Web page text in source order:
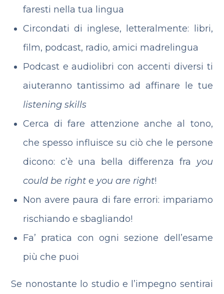
faresti nella tua lingua
Circondati di inglese, letteralmente: libri,
film, podcast, radio, amici madrelingua
Podcast e audiolibri con accenti diversi ti
aiuteranno tantissimo ad affinare le tue
listening skills
Cerca di fare attenzione anche al tono,
che spesso influisce su ciò che le persone
dicono: c’è una bella differenza fra you
could be right e you are right!
Non avere paura di fare errori: impariamo
rischiando e sbagliando!
Fa’ pratica con ogni sezione dell’esame
più che puoi
Se nonostante lo studio e l’impegno sentirai